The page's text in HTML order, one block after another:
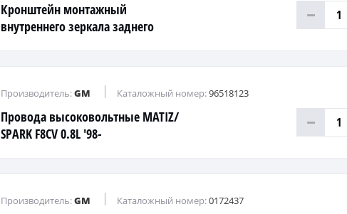
Кронштейн монтажный
внутреннего зеркала заднего
Провода высоковольтные MATIZ/
SPARK F8CV 0.8L '98-
Производитель:GM Каталожный номер:96518123
Производитель:GM Каталожный номер:0172437